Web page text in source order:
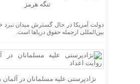
تنگه هرمز
دولت آمریکا در حال گسترش میدان نبرد
بین‌المللی ازجمله حقوق دریا‌ها است.
نژادپرستی علیه مسلمانان در آلمان